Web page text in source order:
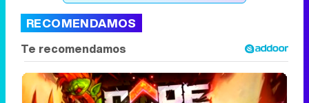
RECOMENDAMOS